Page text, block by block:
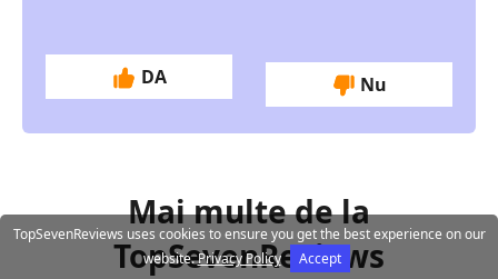
DA Nu
Mai multe de la
TopSevenReviews
TopSevenReviews uses cookies to ensure you get the best experience on our
website.Privacy Policy Accept